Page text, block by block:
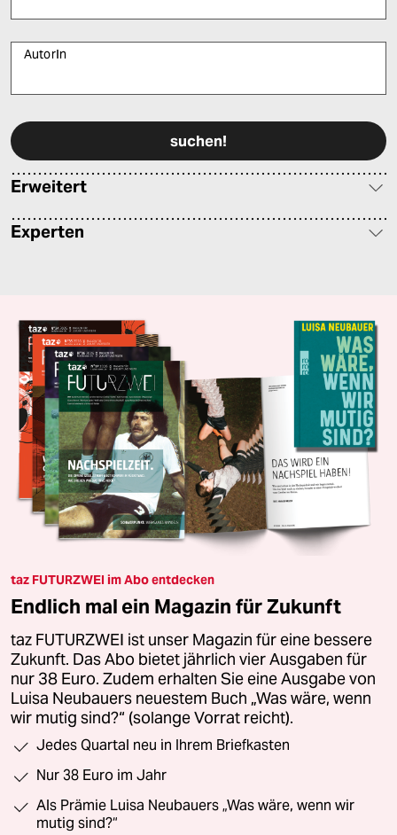
AutorIn
Erweitert
Experten
taz FUTURZWEI im Abo entdecken
Endlich mal ein Magazin für Zukunft
taz FUTURZWEI ist unser Magazin für eine bessere
Zukunft. Das Abo bietet jährlich vier Ausgaben für
nur 38 Euro. Zudem erhalten Sie eine Ausgabe von
Luisa Neubauers neuestem Buch „Was wäre, wenn
wir mutig sind?“ (solange Vorrat reicht).
Jedes Quartal neu in Ihrem Briefkasten
Nur 38 Euro im Jahr
Als Prämie Luisa Neubauers „Was wäre, wenn wir
mutig sind?“